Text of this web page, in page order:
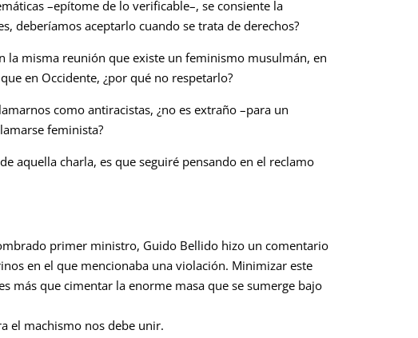
–epítome de lo verificable–, se consiente la
deberíamos aceptarlo cuando se trata de derechos?
la misma reunión que existe un feminismo musulmán, en
en Occidente, ¿por qué no respetarlo?
como antiracistas, ¿no es extraño –para un
feminista?
aquella charla, es que seguiré pensando en el reclamo
primer ministro, Guido Bellido hizo un comentario
en el que mencionaba una violación. Minimizar este
más que cimentar la enorme masa que se sumerge bajo
el machismo nos debe unir.